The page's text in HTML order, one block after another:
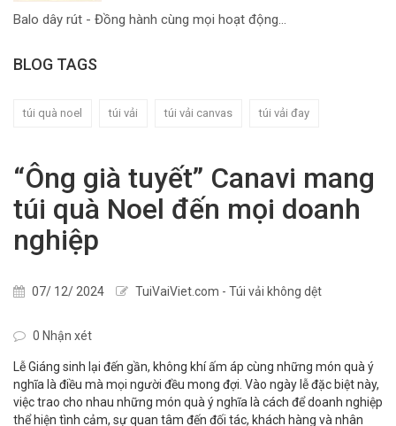
Balo dây rút - Đồng hành cùng mọi hoạt động...
BLOG TAGS
túi quà noel túi vải túi vải canvas túi vải đay
“Ông già tuyết” Canavi mang
túi quà Noel đến mọi doanh
nghiệp
07/ 12/ 2024 TuiVaiViet.com - Túi vải không dệt
0 Nhận xét
Lễ Giáng sinh lại đến gần, không khí ấm áp cùng những món quà ý
nghĩa là điều mà mọi người đều mong đợi. Vào ngày lễ đặc biệt này,
việc trao cho nhau những món quà ý nghĩa là cách để doanh nghiệp
thể hiện tình cảm, sự quan tâm đến đối tác, khách hàng và nhân